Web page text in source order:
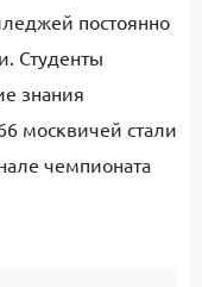
постоянно
Студенты
знания
москвичей стали
чемпионата